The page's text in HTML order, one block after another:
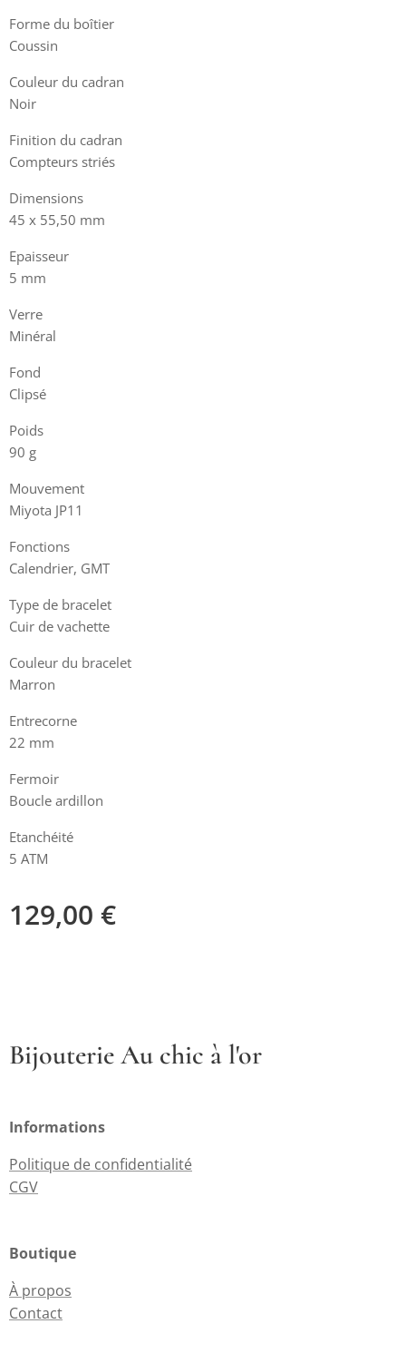
Forme du boîtier
Coussin
Couleur du cadran
Noir
Finition du cadran
Compteurs striés
Dimensions
45 x 55,50 mm
Epaisseur
5 mm
Verre
Minéral
Fond
Clipsé
Poids
90 g
Mouvement
Miyota JP11
Fonctions
Calendrier, GMT
Type de bracelet
Cuir de vachette
Couleur du bracelet
Marron
Entrecorne
22 mm
Fermoir
Boucle ardillon
Etanchéité
5 ATM
129,00 €
Bijouterie Au chic à l'or
Informations
Politique de confidentialité
CGV
Boutique
À propos
Contact